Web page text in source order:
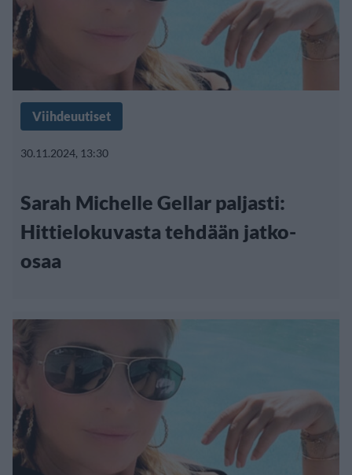
Viihdeuutiset
30.11.2024, 13:30
Sarah Michelle Gellar paljasti:
Hittielokuvasta tehdään jatko-
osaa